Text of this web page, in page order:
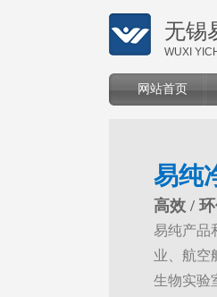
无锡
WUXI
网站首页
易纯
高效 /
易纯产品
业、航空
生物实验